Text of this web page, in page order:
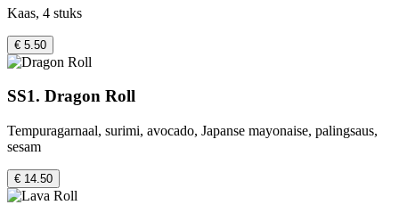
Kaas, 4 stuks
€ 5.50
SS1. Dragon Roll
Tempuragarnaal, surimi, avocado, Japanse mayonaise, palingsaus,
sesam
€ 14.50